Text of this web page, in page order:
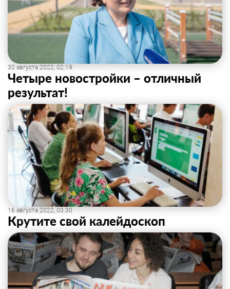
30 августа 2022, 02:19
Четыре новостройки – отличный
результат!
16 августа 2022, 03:30
Крутите свой калейдоскоп